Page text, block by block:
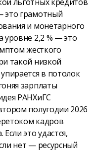
это грамотный
и монетарного
уровне 2,2 % — это
жесткого
такой низкой
в потолок
зарплаты
РАНХиГС
полугодии 2026
кадров
это удастся,
нет — ресурсный